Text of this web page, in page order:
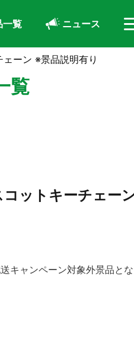
一覧 ニュース
ーン ※景品説明有り
覧
ットキーチェー
キャンペーン対象外景品と